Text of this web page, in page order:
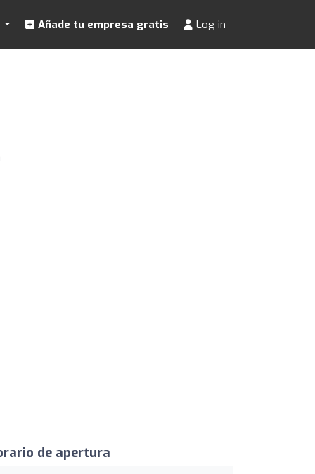
Añade tu empresa gratis Log in
de apertura